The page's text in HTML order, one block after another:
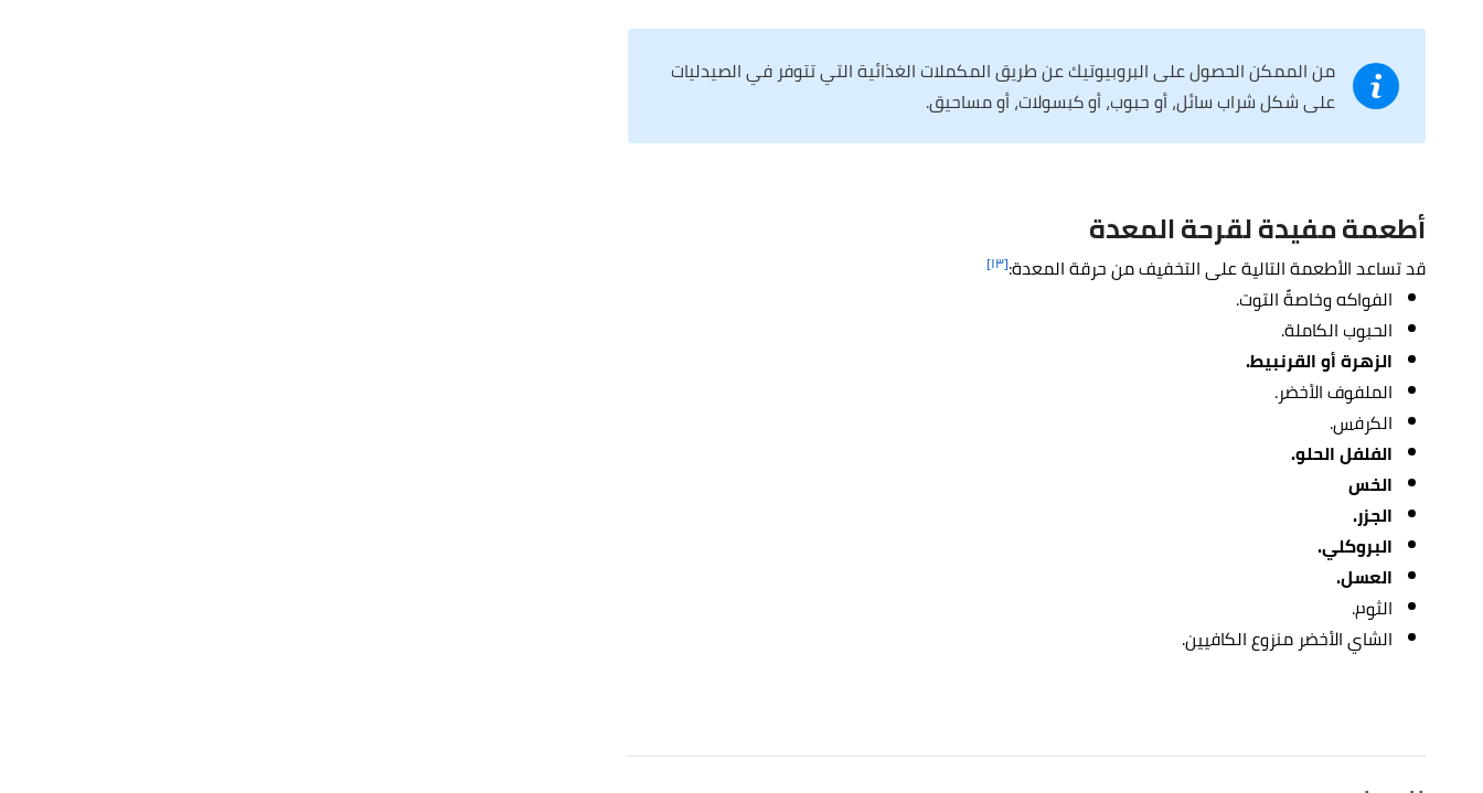
من الممكن الحصول على البروبيوتيك عن طريق المكملات الغذائية التي تتوفر في الصيدليات
على شكل شراب سائل، أو حبوب، أو كبسولات، أو مساحيق.
أطعمة مفيدة لقرحة المعدة
قد تساعد الأطعمة التالية على التخفيف من حرقة المعدة:[١٣]
الفواكه وخاصةً التوت.
الحبوب الكاملة.
الزهرة أو القرنبيط.
الملفوف الأخضر.
الكرفس.
الفلفل الحلو.
الخس
الجزر.
البروكلي.
العسل.
الثوم.
الشاي الأخضر منزوع الكافيين.